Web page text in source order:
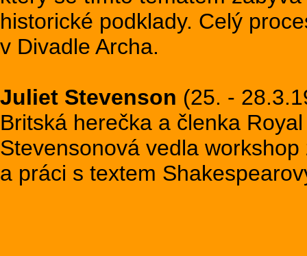
historické podklady. Celý
v Divadle Archa.
Juliet Stevenson (25. -
Britská herečka a členka
Stevensonová vedla
a práci s textem